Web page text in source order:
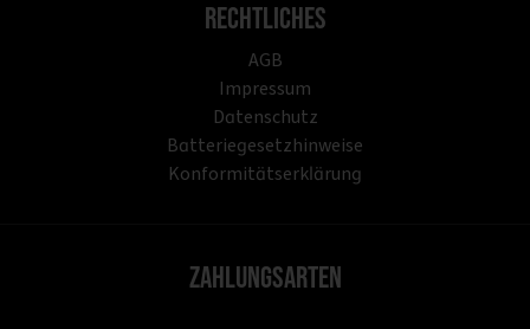
Rechtliches
AGB
Impressum
Datenschutz
Batteriegesetzhinweise
Konformitätserklärung
Zahlungsarten